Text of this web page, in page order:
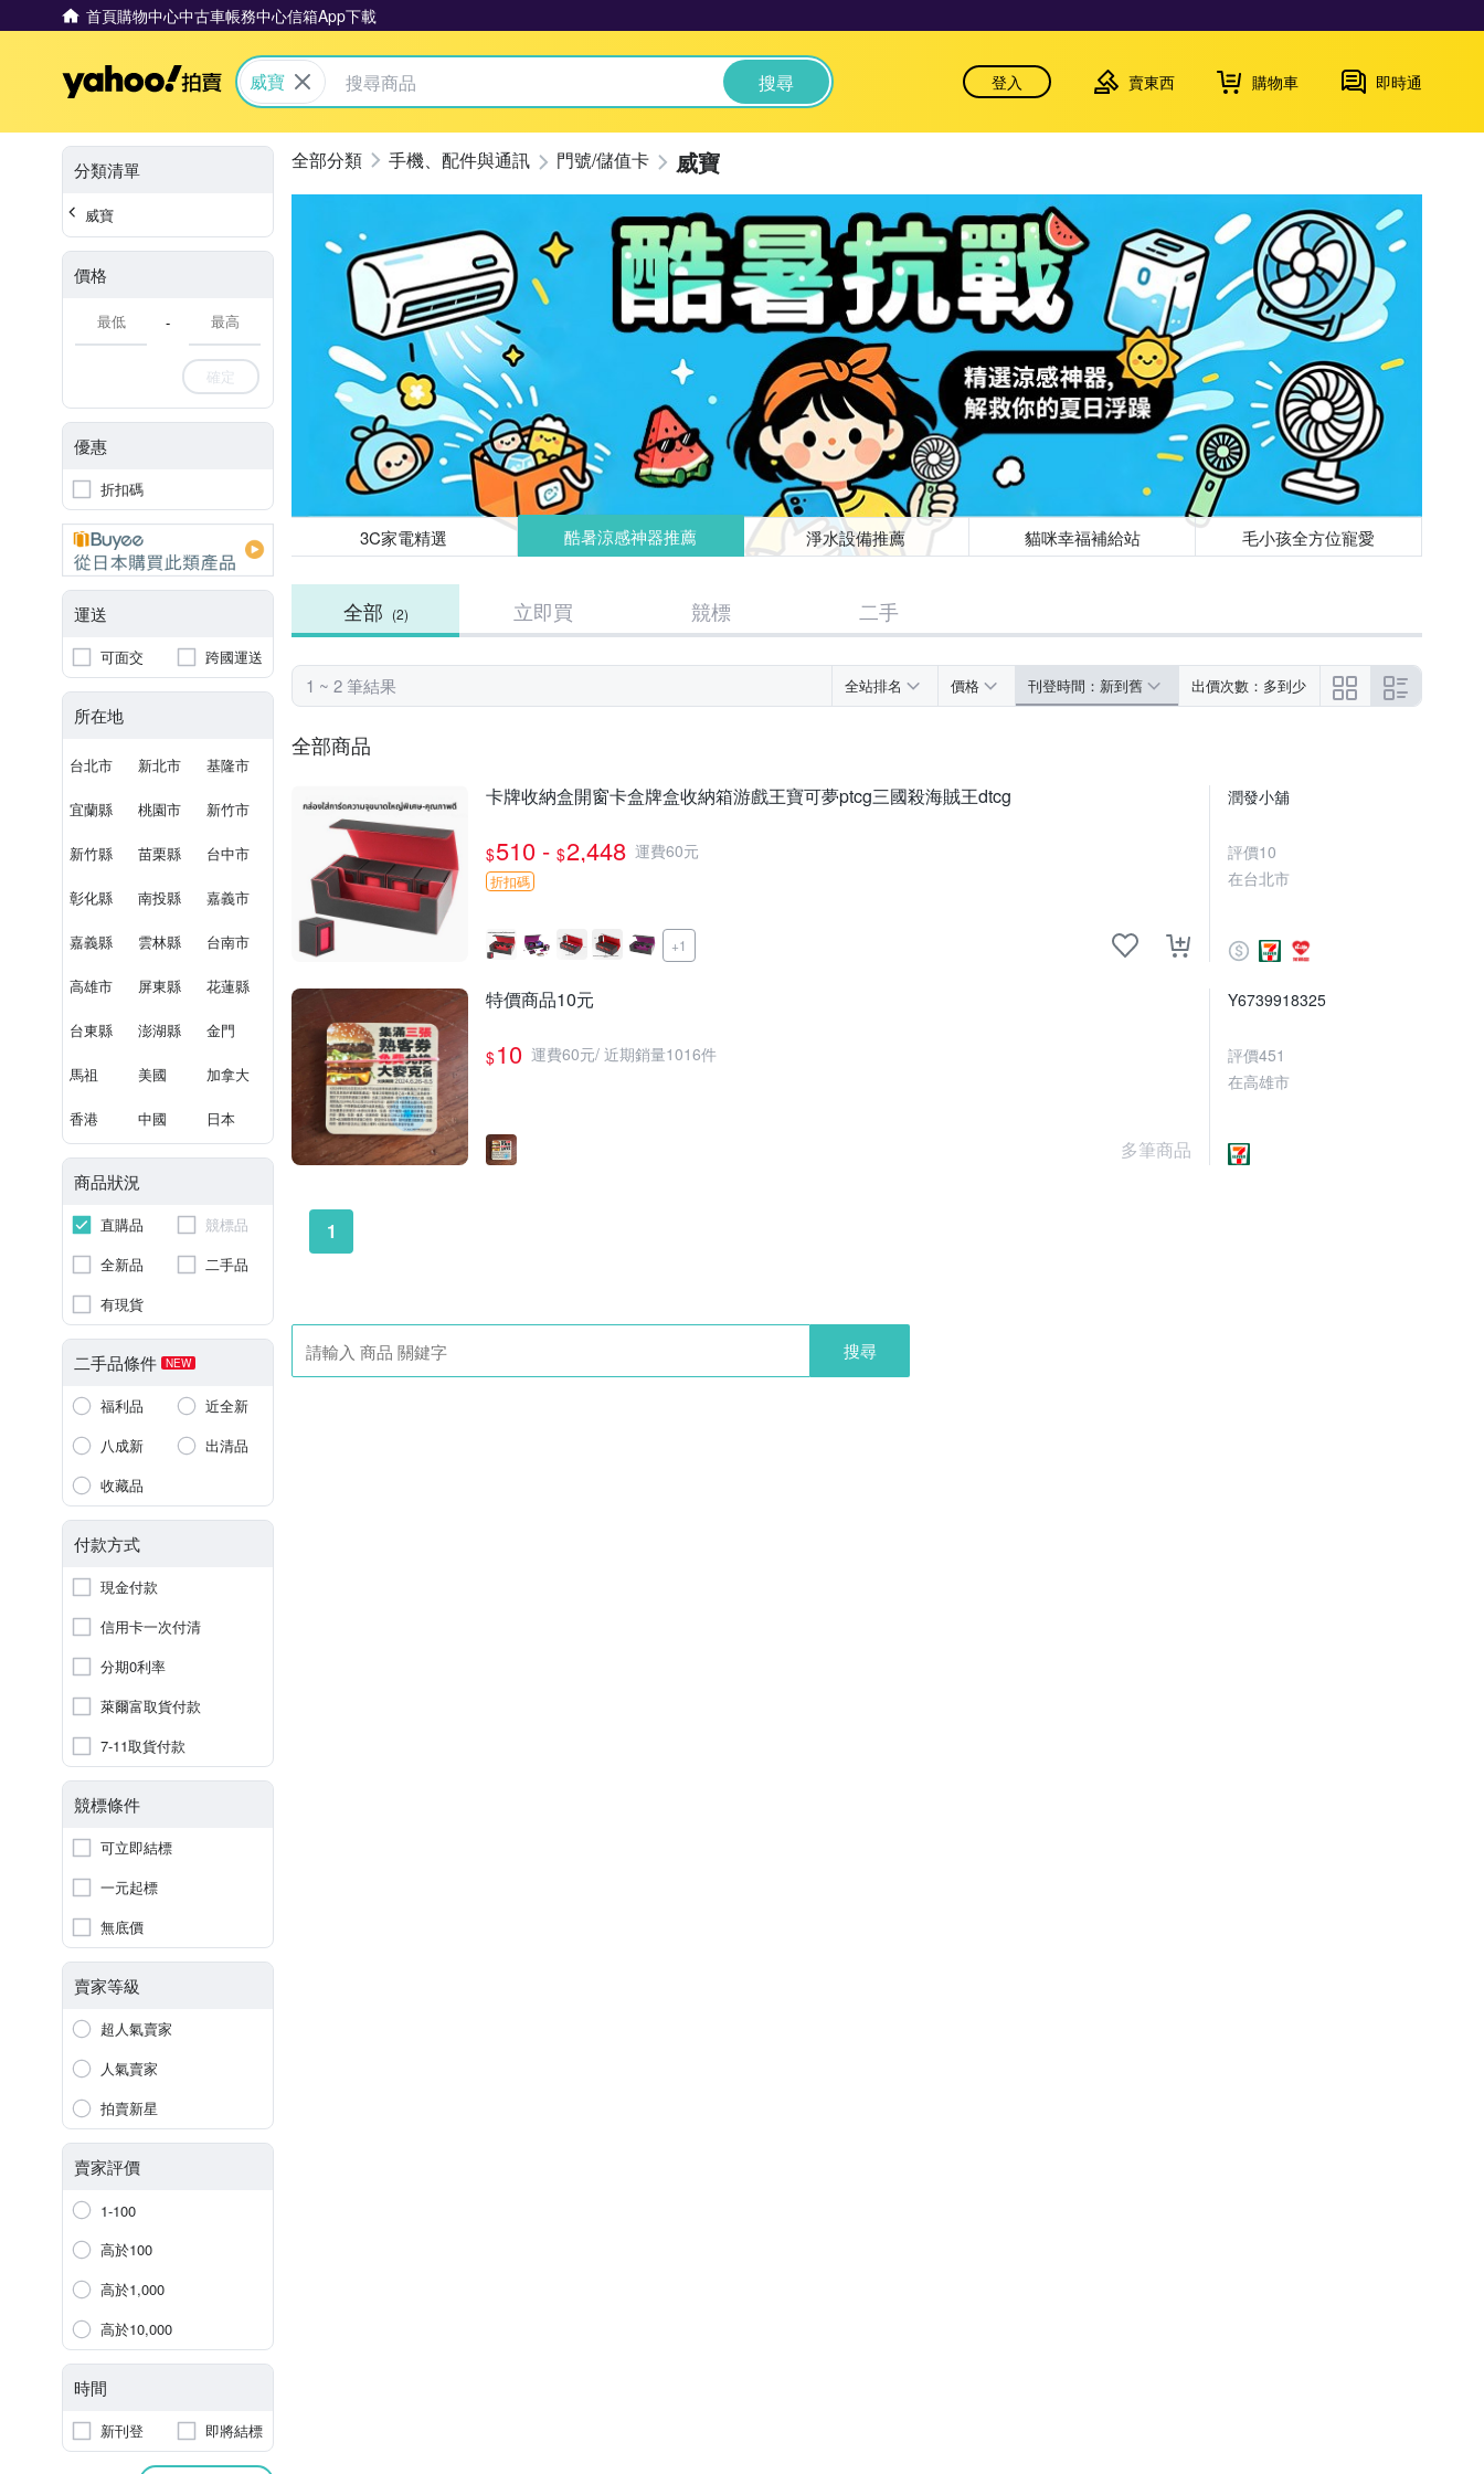
首頁購物中心中古車帳務中心信箱App下載
Yahoo拍賣
威寶 搜尋 登入 賣東西 購物車 即時通
分類清單
威寶
價格
-
確定
優惠
折扣碼
運送
可面交 跨國運送
所在地
台北市 新北市 基隆市
宜蘭縣 桃園市 新竹市
新竹縣 苗栗縣 台中市
彰化縣 南投縣 嘉義市
嘉義縣 雲林縣 台南市
高雄市 屏東縣 花蓮縣
台東縣 澎湖縣 金門
馬祖 美國 加拿大
香港 中國 日本
商品狀況
直購品
競標品
全新品
二手品
有現貨
二手品條件 NEW
福利品
近全新
八成新
出清品
收藏品
付款方式
現金付款
信用卡一次付清
分期0利率
萊爾富取貨付款
7-11取貨付款
競標條件
可立即結標
一元起標
無底價
賣家等級
超人氣賣家
人氣賣家
拍賣新星
賣家評價
1-100
高於100
高於1,000
高於10,000
時間
新刊登 即將結標
手機、配件與通訊 門號/儲值卡 威寶
3C家電精選 酷暑涼感神器推薦 淨水設備推薦 貓咪幸福補給站 毛小孩全方位寵愛
全部 (2) 立即買 競標 二手
1 ~ 2 筆結果 全站排名 價格 刊登時間：新到舊 出價次數：多到少
全部商品
卡牌收納盒開窗卡盒牌盒收納箱游戲王寶可夢ptcg三國殺海賊王dtcg
$510 - $2,448 運費60元
折扣碼
+1
潤發小舖
評價10
在台北市
特價商品10元
$10 運費60元/ 近期銷量1016件
多筆商品
Y6739918325
評價451
在高雄市
1
搜尋